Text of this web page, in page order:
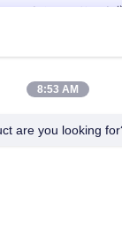
アウトソーサーを
密保持契約の締結
8:53 AM
are you looking